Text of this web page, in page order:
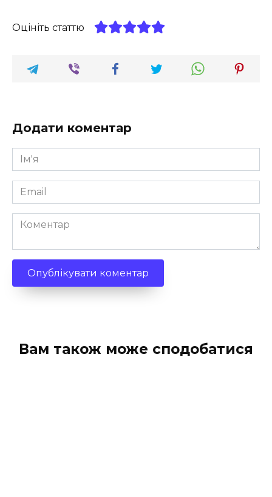
Оцініть статтю
Додати коментар
Ім'я
*
Email
*
Коментар
Вам також може сподобатися